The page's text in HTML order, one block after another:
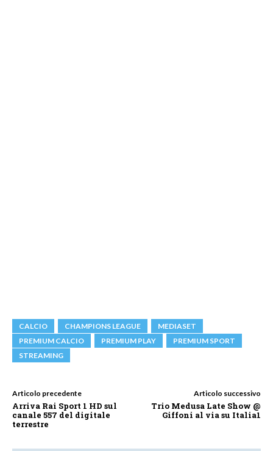
CALCIO CHAMPIONS LEAGUE
MEDIASET
PREMIUM CALCIO
PREMIUM PLAY
PREMIUM SPORT
STREAMING
Articolo precedente
Arriva Rai Sport 1 HD sul
canale 557 del digitale
terrestre
Articolo successivo
Trio Medusa Late Show @
Giffoni al via su Italia1